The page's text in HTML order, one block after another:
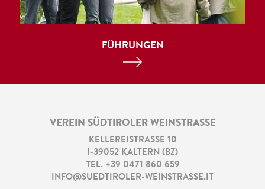
FÜHRUNGEN
VEREIN SÜDTIROLER WEINSTRASSE
KELLEREISTRASSE 10
-39052 KALTERN ( BZ)
TEL. +39 0471 860 659
INFO@SUEDTIROLER-WEINSTRASSE.IT